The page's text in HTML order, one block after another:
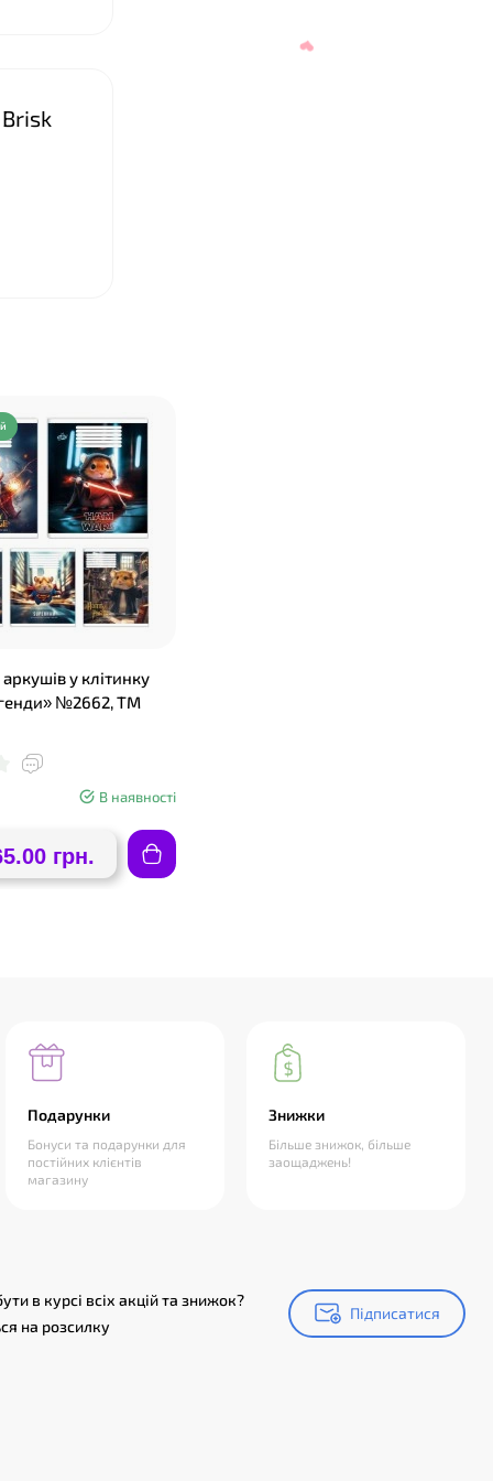
у клітинку
№2662, ТМ
В наявності
грн.
Подарунки
Бонуси та подарунки для
постійних клієнтів
магазину
Знижки
Більше знижок, більше
заощаджень!
в курсі всіх акцій та знижок?
на розсилку
Підписатися
Підписатися